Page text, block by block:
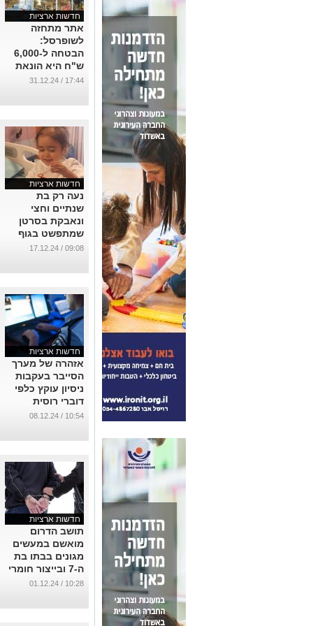
חדשות ארציות
אתר מתחזה
לשופרסל:
הבטחה ל-6,000
ש"ח היא הונאת
פישינג
17:44 / 31.12.24
חדשות ארציות
נעה רק בת
שנתיים וחצי
ונאבקת בסרטן
שמתפשט בגוף
הקטן שלה כעת
סיוע לטיפול מציל
...
09:08 / 17.12.24
חדשות ארציות
אזהרה של מערך
הסייבר בעקבות
ניסיון עוקץ כלפי
דוברי רוסית
...
10:54 / 08.12.24
חדשות ארציות
תושב הדרום
מואשם במעשים
מגונים בבתו בת
ה-7 ובייצור חומרי
תועבה
10:28 / 01.12.24